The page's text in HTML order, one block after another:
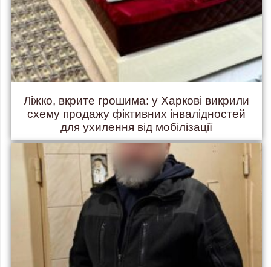
Ліжко, вкрите грошима: у Харкові викрили
схему продажу фіктивних інвалідностей
для ухилення від мобілізації